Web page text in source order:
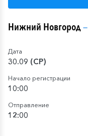
Нижний Новгород
Дата
30.09 (СР)
Начало регистрации
10:00
Отправление
12:00